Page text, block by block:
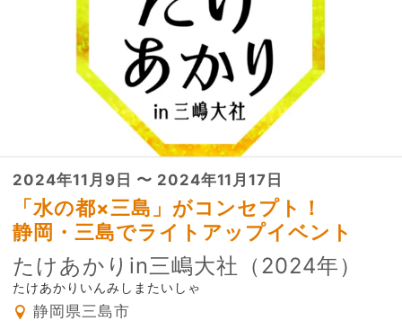
2024年11月9日 〜 2024年11月17日
「水の都×三島」がコンセプト！
静岡・三島でライトアップイベント
たけあかりin三嶋大社（2024年）
たけあかりいんみしまたいしゃ
静岡県三島市